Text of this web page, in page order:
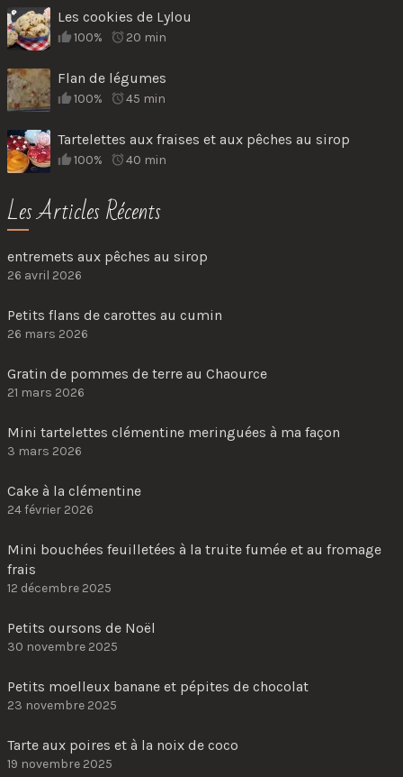
Les cookies de Lylou
100% 20 min
Flan de légumes
100% 45 min
Tartelettes aux fraises et aux pêches au sirop
100% 40 min
Les Articles Récents
entremets aux pêches au sirop
26 avril 2026
Petits flans de carottes au cumin
26 mars 2026
Gratin de pommes de terre au Chaource
21 mars 2026
Mini tartelettes clémentine meringuées à ma façon
3 mars 2026
Cake à la clémentine
24 février 2026
Mini bouchées feuilletées à la truite fumée et au fromage
frais
12 décembre 2025
Petits oursons de Noël
30 novembre 2025
Petits moelleux banane et pépites de chocolat
23 novembre 2025
Tarte aux poires et à la noix de coco
19 novembre 2025